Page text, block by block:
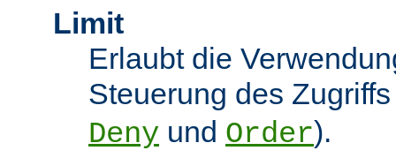
Limit
Erlaubt die
Steuerung des
Deny und Order).